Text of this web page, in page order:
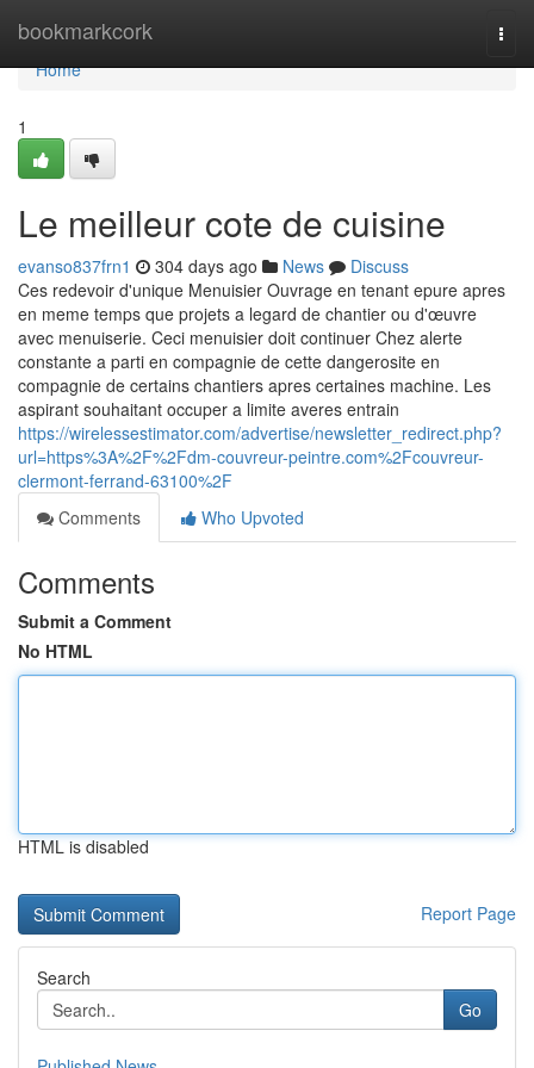
bookmarkcork
Home
Home
1
Le meilleur cote de cuisine
evanso837frn1 304 days ago News
Discuss
Ces redevoir d'unique Menuisier Ouvrage en tenant epure apres
en meme temps que projets a legard de chantier ou d'œuvre
avec menuiserie. Ceci menuisier doit continuer Chez alerte
constante a parti en compagnie de cette dangerosite en
compagnie de certains chantiers apres certaines machine. Les
aspirant souhaitant occuper a limite averes entrain
https://wirelessestimator.com/advertise/newsletter_redirect.php?
url=https%3A%2F%2Fdm-couvreur-peintre.com%2Fcouvreur-
clermont-ferrand-63100%2F
Comments
Who Upvoted
Comments
Submit a Comment
No HTML
HTML is disabled
Report Page
Search
Go